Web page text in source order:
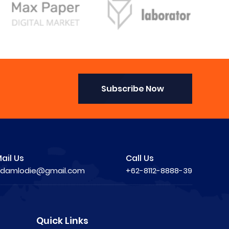
Subscribe Now
Us Call Us
+62-8112-8888-39
Quick Links